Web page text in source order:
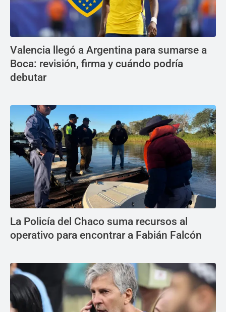
Valencia llegó a Argentina para sumarse a
Boca: revisión, firma y cuándo podría
debutar
La Policía del Chaco suma recursos al
operativo para encontrar a Fabián Falcón